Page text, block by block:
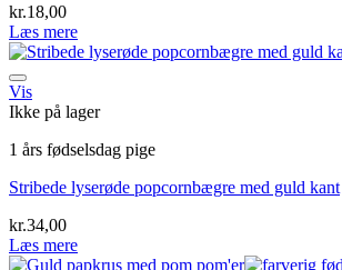
kr.18,00
Læs mere
Vis
Ikke på lager
1 års fødselsdag pige
Stribede lyserøde popcornbægre med guld kant
kr.34,00
Læs mere